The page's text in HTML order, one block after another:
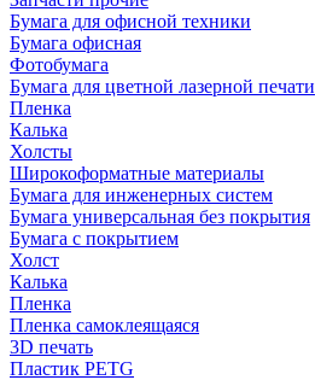
Бумага для офисной техники
Бумага офисная
Фотобумага
Бумага для цветной лазерной печати
Пленка
Калька
Холсты
Широкоформатные материалы
Бумага для инженерных систем
Бумага универсальная без покрытия
Бумага с покрытием
Холст
Калька
Пленка
Пленка самоклеящаяся
3D печать
Пластик PETG